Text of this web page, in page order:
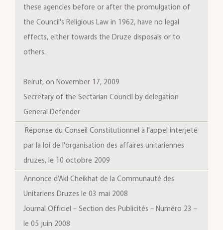
these agencies before or after the promulgation of
the Council's Religious Law in 1962, have no legal
effects, either towards the Druze disposals or to
others.
Beirut, on November 17, 2009
Secretary of the Sectarian Council by delegation
General Defender
Réponse du Conseil Constitutionnel à l'appel interjeté
par la loi de l'organisation des affaires unitariennes
druzes, le 10 octobre 2009
Annonce d’Akl Cheikhat de la Communauté des
Unitariens Druzes le 03 mai 2008
Journal Officiel – Section des Publicités – Numéro 23 –
le 05 juin 2008